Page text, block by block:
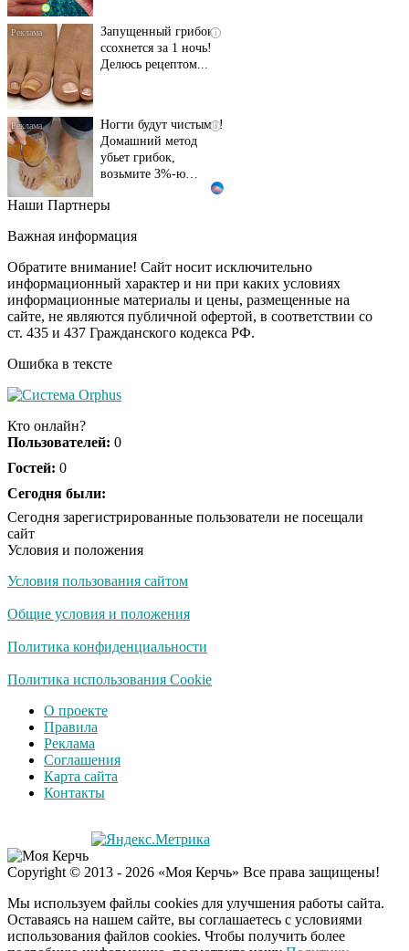
i
Запущенный грибок
ссохнется за 1 ночь!
Делюсь рецептом...
i
Ногти будут чистыми!
Домашний метод
убьет грибок,
возьмите 3%-ю…
Этот танец невесты
Пересмотрела 10 раз
i
Ролик длится пару
секунд, но вы будете в
шоке от увиденного
Ролик из Омска: вы
Ржу не переставая, это
не раз
Скрытая камера на
люди вытворяют, когда
Ролик длится
смеяться вы будете
Королева вагона
отожгла! Видео не
оставит равнодушным
раньше пенсии: кто в
2026 году получит
выплаты досрочно
Наши Партнеры
Важная информация
Обратите внимание! Сайт носит исключительно
информационный характер и ни при каких условиях
информационные материалы и цены, размещенные на
сайте, не являются публичной офертой, в соответствии со
ст. 435 и 437 Гражданского кодекса РФ.
Ошибка в тексте
Кто онлайн?
Пользователей: 0
Гостей: 0
Сегодня были:
Сегодня зарегистрированные пользователи не посещали
сайт
Условия и положения
Условия пользования сайтом
Общие условия и положения
Политика конфиденциальности
Политика использования Cookie
О проекте
Правила
Реклама
Соглашения
Карта сайта
Контакты
Copyright © 2013 - 2026 «Моя Керчь» Все права защищены!
Мы используем файлы cookies для улучшения работы сайта.
Оставаясь на нашем сайте, вы соглашаетесь с условиями
использования файлов cookies. Чтобы получить более